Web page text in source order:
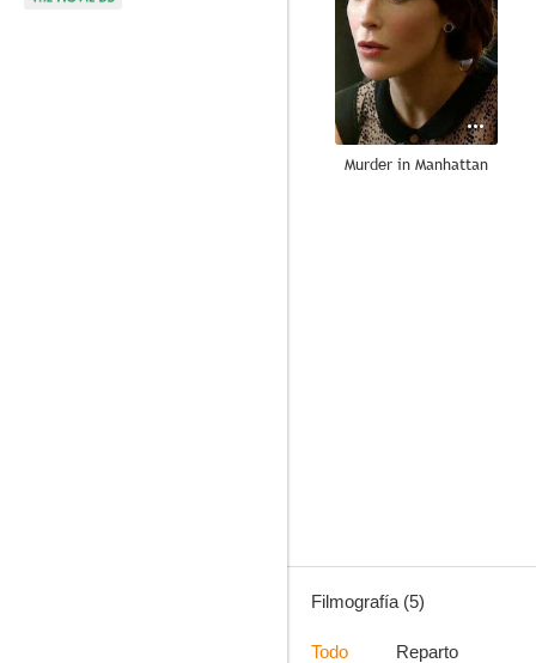
Murder in Manhattan
Filmografía (5)
Todo Reparto